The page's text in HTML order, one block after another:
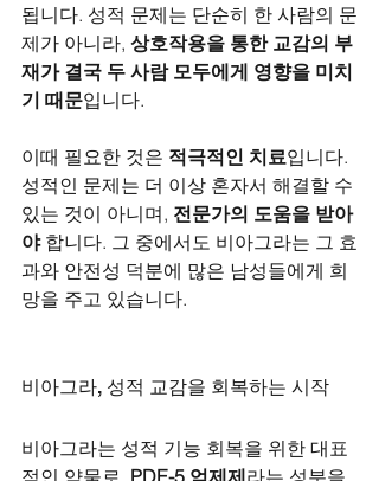
됩니다. 성적 문제는 단순히 한 사람의 문
제가 아니라, 상호작용을 통한 교감의 부
재가 결국 두 사람 모두에게 영향을 미치
기 때문입니다.
이때 필요한 것은 적극적인 치료입니다.
성적인 문제는 더 이상 혼자서 해결할 수
있는 것이 아니며, 전문가의 도움을 받아
야 합니다. 그 중에서도 비아그라는 그 효
과와 안전성 덕분에 많은 남성들에게 희
망을 주고 있습니다.
비아그라, 성적 교감을 회복하는 시작
비아그라는 성적 기능 회복을 위한 대표
적인 약물로, PDE-5 억제제라는 성분을